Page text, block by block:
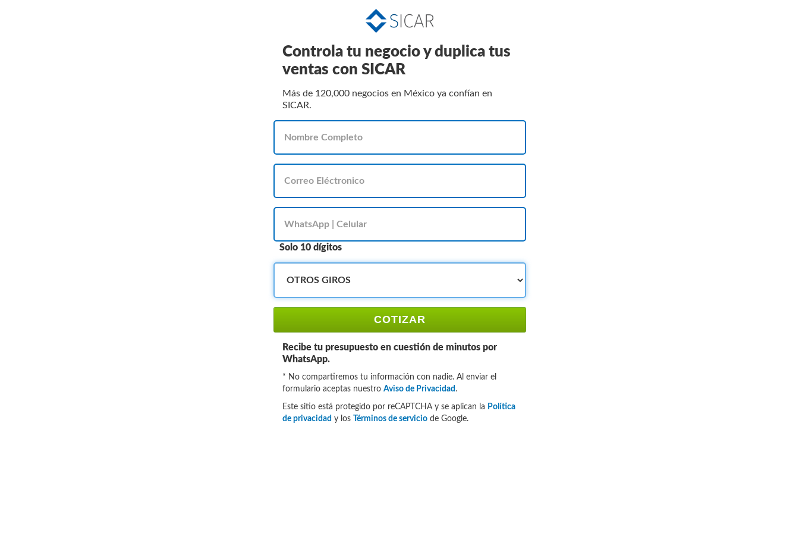
Controla tu negocio y duplica tus
ventas con SICAR
Más de 120,000 negocios en México ya confían en
SICAR.
Solo 10 dígitos
COTIZAR
Recibe tu presupuesto en cuestión de minutos por
WhatsApp.
* No compartiremos tu información con nadie. Al enviar el
formulario aceptas nuestro Aviso de Privacidad .
Este sitio está protegido por reCAPTCHA y se aplican la Política
de privacidad y los Términos de serviciode Google.